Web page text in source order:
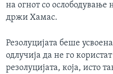
на огнот со
држи Хамас.
Резолуцијата беше
одлучија да не го
резолуцијата, која, исто